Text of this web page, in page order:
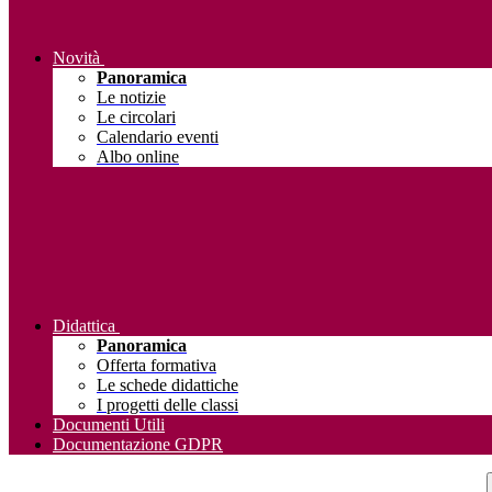
Novità
Panoramica
Le notizie
Le circolari
Calendario eventi
Albo online
Didattica
Panoramica
Offerta formativa
Le schede didattiche
I progetti delle classi
Documenti Utili
Documentazione GDPR